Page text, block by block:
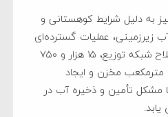
به دلیل شرایط کوهستانی و
زیرزمینی، عملیات گسترده‌ای
شامل ۴۴ هزار و ۶۰۰ متر اصلاح شبکه توزیع، ۱۵ هزار و ۷۵۰
متر خط انتقال، احداث ۲۳۰۰ مترمکعب مخزن و ایجاد
مشکل تأمین و ذخیره آب در